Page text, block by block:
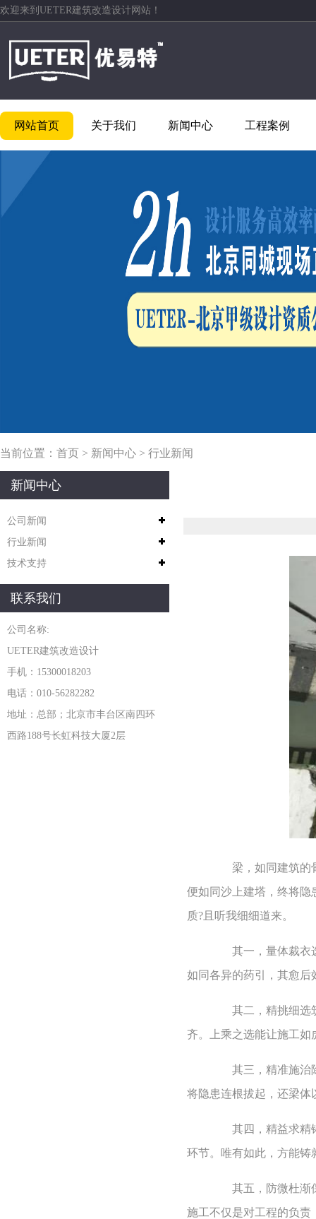
欢迎来到UETER建筑改造设计网站！
网站首页 关于我们 新闻中心 工程案例
当前位置： 首页 > 新闻中心 > 行业新闻
新闻中心
公司新闻
行业新闻
技术支持
联系我们
公司名称:
UETER建筑改造设计
手机：15300018203
电话：010-56282282
地址：总部；北京市丰台区南四环
西路188号长虹科技大厦2层
梁，如同建筑的骨
便如同沙上建塔，终将
质?且听我细细道来。
其一，量体裁衣选
如同各异的药引，其愈后
其二，精挑细选筑
齐。上乘之选能让施工
其三，精准施治除
将隐患连根拔起，还梁体
其四，精益求精铸
环节。唯有如此，方能铸
其五，防微杜渐保
施工不仅是对工程的负责